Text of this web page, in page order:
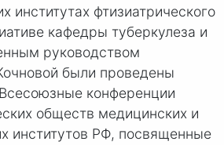
институтах фтизиатрического
кафедры туберкулеза и
руководством
были проведены
конференции
обществ медицинских и
институтов РФ, посвященные